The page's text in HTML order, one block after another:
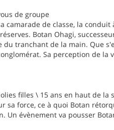
de groupe
camarade de classe, la conduit
Botan Ohagi,
tranchant de la main. Que
Sa perception de la
filles \ 15 ans en haut de la
sa force, ce à quoi Botan
Un évènement va pousser